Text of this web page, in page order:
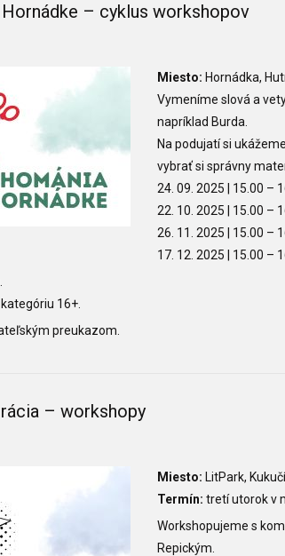
– cyklus workshopov
Miesto: Hornádka,
Vymeníme slová a
napríklad Burda.
Na podujatí si
vybrať si správny
24. 09. 2025 | 15.00 –
22. 10. 2025
| 15.00 –
26. 11. 2025
| 15.00 –
17. 12. 2025
| 15.00 –
16+.
preukazom.
– workshopy
Miesto: LitPark,
Termín: tretí utorok v
Workshopujeme s
Repickým.